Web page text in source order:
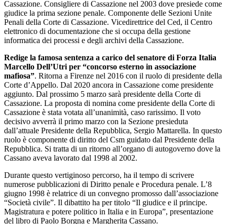
Cassazione. Consigliere di Cassazione nel 2003 dove presiede come
giudice la prima sezione penale. Componente delle Sezioni Unite
Penali della Corte di Cassazione. Vicedirettrice del Ced, il Centro
elettronico di documentazione che si occupa della gestione
informatica dei processi e degli archivi della Cassazione.
Redige la famosa sentenza a carico del senatore di Forza Italia
Marcello Dell’Utri per “concorso esterno in associazione
mafiosa”. Ritorna a Firenze nel 2016 con il ruolo di presidente della
Corte d’Appello. Dal 2020 ancora in Cassazione come presidente
aggiunto. Dal prossimo 5 marzo sarà presidente della Corte di
Cassazione. La proposta di nomina come presidente della Corte di
Cassazione è stata votata all’unanimità, caso rarissimo. Il voto
decisivo avverrà il primo marzo con la Sezione presieduta
dall’attuale Presidente della Repubblica, Sergio Mattarella. In questo
ruolo è componente di diritto del Csm guidato dal Presidente della
Repubblica. Si tratta di un ritorno all’organo di autogoverno dove la
Cassano aveva lavorato dal 1998 al 2002.
Durante questo vertiginoso percorso, ha il tempo di scrivere
numerose pubblicazioni di Diritto penale e Procedura penale. L’8
giugno 1998 è relatrice di un convegno promosso dall’associazione
“Società civile”. Il dibattito ha per titolo “Il giudice e il principe.
Magistratura e potere politico in Italia e in Europa”, presentazione
del libro di Paolo Borgna e Margherita Cassano.